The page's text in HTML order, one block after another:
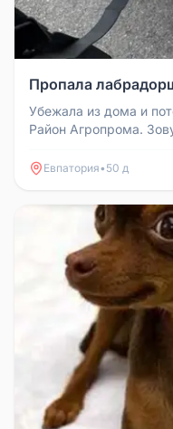
Пропала
Убежала из дома и
Район Агропрома.
Евпатория• 50 д